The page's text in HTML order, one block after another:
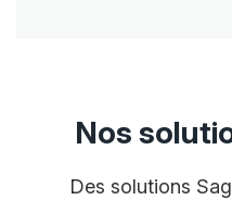
Nos
Des solutions